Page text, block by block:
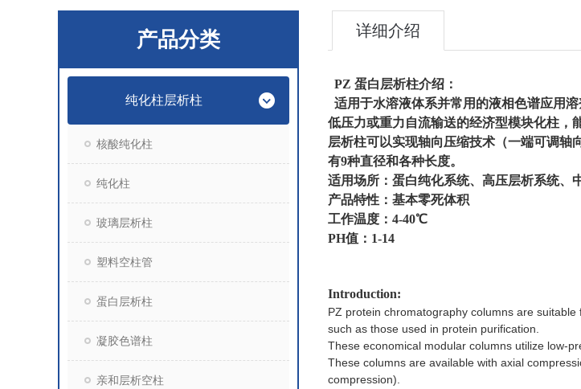
产品分类
纯化柱层析柱
核酸纯化柱
纯化柱
玻璃层析柱
塑料空柱管
蛋白层析柱
凝胶色谱柱
亲和层析空柱
详细介绍
PZ 蛋白层析柱介绍：
适用于水溶液体系并常用的液相色谱应用
低压力或重力自流输送的经济型模块化柱，
层析柱可以实现轴向压缩技术（一端可调轴
有9种直径和各种长度。
适用场所：蛋白纯化系统、高压层析系统、
产品特性：基本零死体积
工作温度：4-40℃
PH值：1-14
Introduction:
PZ protein chromatography columns are
such as those used in protein purification.
These economical modular columns utilize low-
These columns are available with axial
compression).